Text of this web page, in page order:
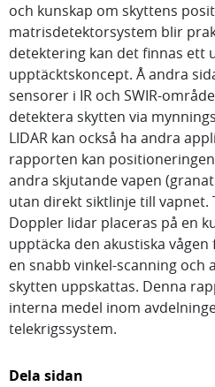
och kunskap om skyttens
matrisdetektorsystem blir
detektering kan det finnas ett
upptäcktskoncept. Å andra
sensorer i IR och SWIR-
detektera skytten via
LIDAR kan också ha andra
rapporten kan
andra skjutande vapen
utan direkt siktlinje till vapnet.
Doppler lidar placeras på en
upptäcka den akustiska
en snabb vinkel-scanning och
skytten uppskattas. Denna
interna medel inom
telekrigssystem.
Dela sidan